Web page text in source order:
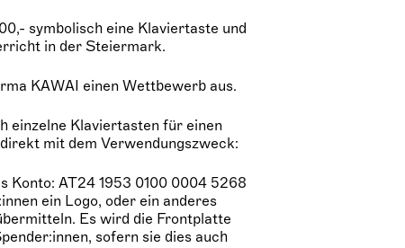
symbolisch eine Klaviertaste und
in der Steiermark.
KAWAI einen Wettbewerb aus.
einzelne Klaviertasten für einen
mit dem Verwendungszweck:
Konto: AT24 1953 0100 0004 5268
ein Logo, oder ein anderes
Es wird die Frontplatte
sofern sie dies auch